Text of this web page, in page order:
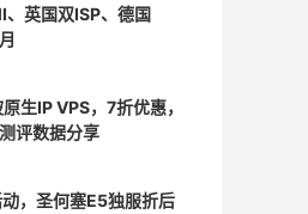
英国双ISP、德国
生IP VPS，7折优惠，
评数据分享
，圣何塞E5独服折后